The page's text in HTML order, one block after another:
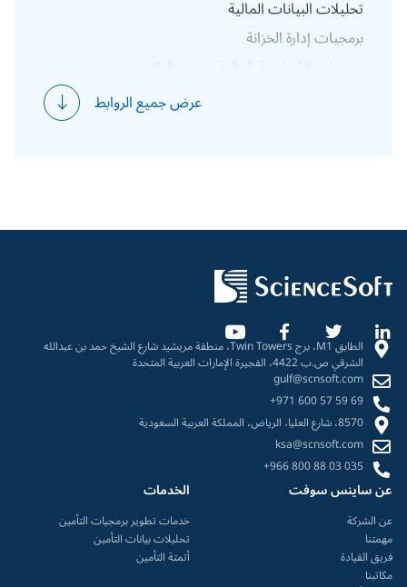
تحليلات البيانات المالية
برمجيات إدارة الخزانة
حلول أتمتة الاكتتاب
حلول البلوك تشين لقطاع التأمين
برمجيات التأمين الاكتوارية
تطبيقات التأمين للجوال والويب
تحليلات التأمين
حلول الذكاء الاصطناعي لإدارة مطالبات التأمين
حلول الذكاء الاصطناعي لإدارة اكتتاب التأمين
حلول نماذج اللغة الكبيرة (LLMs) لقطاع التأمين
أتمتة كشف الاحتيال في التأمين
أتمتة التأمين
عرض جميع الروابط
الطابق M1، برج Twin Towers، منطقة مريشيد شارع الشيخ حمد بن عبدالله
الشرقي ص.ب 4422، الفجيرة الإمارات العربية المتحدة
gulf@scnsoft.com
+971 600 57 59 69
8570، شارع العليا، الرياض، المملكة العربية السعودية
ksa@scnsoft.com
+966 800 88 03 035
عن ساينس سوفت
عن الشركة
مهمتنا
فريق القيادة
مكاتبنا
الخدمات
خدمات تطوير برمجيات التأمين
تحليلات بيانات التأمين
أتمتة التأمين